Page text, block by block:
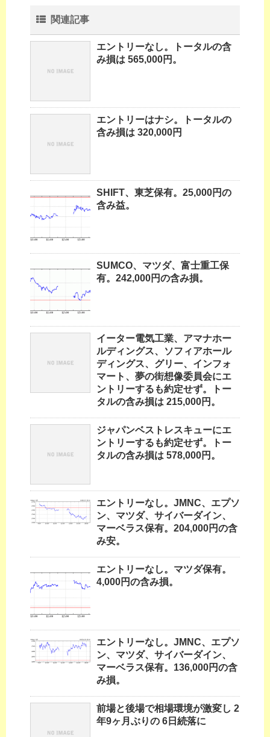
関連記事
エントリーなし。トータルの含
み損は 565,000円。
エントリーはナシ。トータルの
含み損は 320,000円
SHIFT、東芝保有。25,000円の
含み益。
SUMCO、マツダ、富士重工保
有。242,000円の含み損。
イーター電気工業、アマナホー
ルディングス、ソフィアホール
ディングス、グリー、インフォ
マート、夢の街想像委員会にエ
ントリーするも約定せず。トー
タルの含み損は 215,000円。
ジャパンベストレスキューにエ
ントリーするも約定せず。トー
タルの含み損は 578,000円。
エントリーなし。JMNC、エプソ
ン、マツダ、サイバーダイン、
マーベラス保有。204,000円の含
み安。
エントリーなし。マツダ保有。
4,000円の含み損。
エントリーなし。JMNC、エプソ
ン、マツダ、サイバーダイン、
マーベラス保有。136,000円の含
み損。
前場と後場で相場環境が激変し 2
年9ヶ月ぶりの 6日続落に